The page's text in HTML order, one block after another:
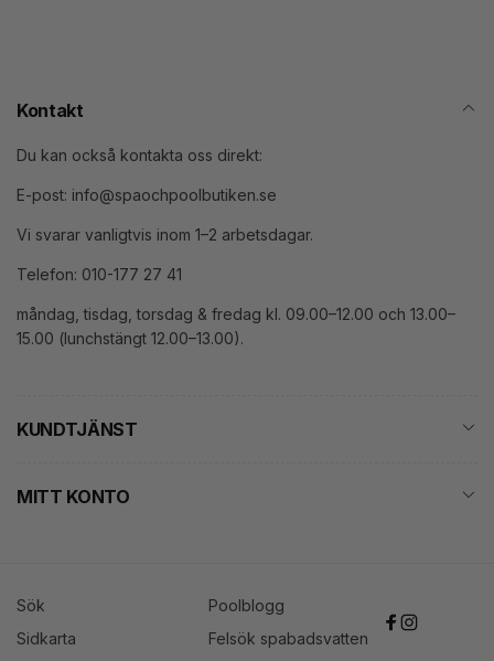
Kontakt
Du kan också kontakta oss direkt:
E-post: info@spaochpoolbutiken.se
Vi svarar vanligtvis inom 1–2 arbetsdagar.
Telefon: 010-177 27 41
måndag, tisdag, torsdag & fredag kl. 09.00–12.00 och 13.00–
15.00 (lunchstängt 12.00–13.00).
KUNDTJÄNST
MITT KONTO
Sök
Poolblogg
Sidkarta
Felsök spabadsvatten Facebook
Instagram